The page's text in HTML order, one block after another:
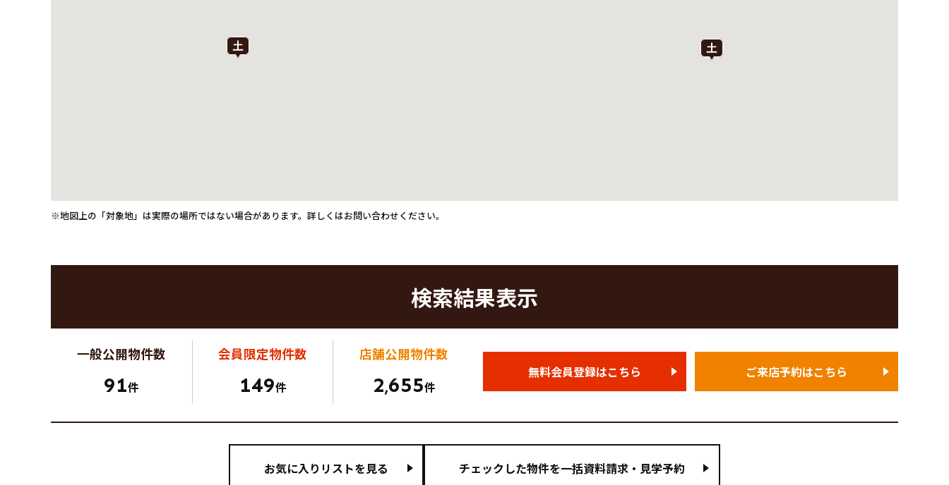
※地図上の「対象地」は実際の場所ではない場合があります。詳しくはお問い合わせください。
検索結果表示
一般公開物件数
91件
会員限定物件数
149件
店舗公開物件数
2,655件
無料会員登録はこちら ご来店予約はこちら
お気に入りリストを見る